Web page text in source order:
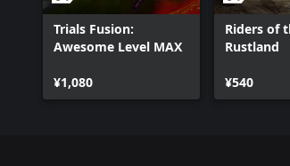
Trials Fusion:
Awesome Level MAX
¥1,080
Riders of
Rustland
¥540